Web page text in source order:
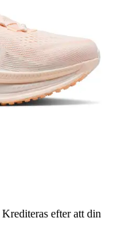
Krediteras efter att din